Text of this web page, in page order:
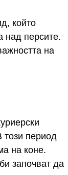
който
над персите.
на
този период
на коне.
започват да